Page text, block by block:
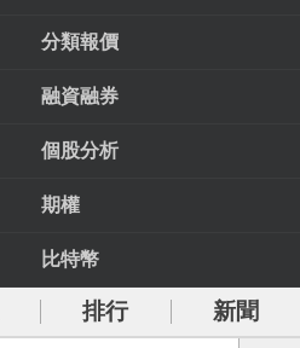
分類報價
融資融券
個股分析
期權
比特幣
排行
新聞